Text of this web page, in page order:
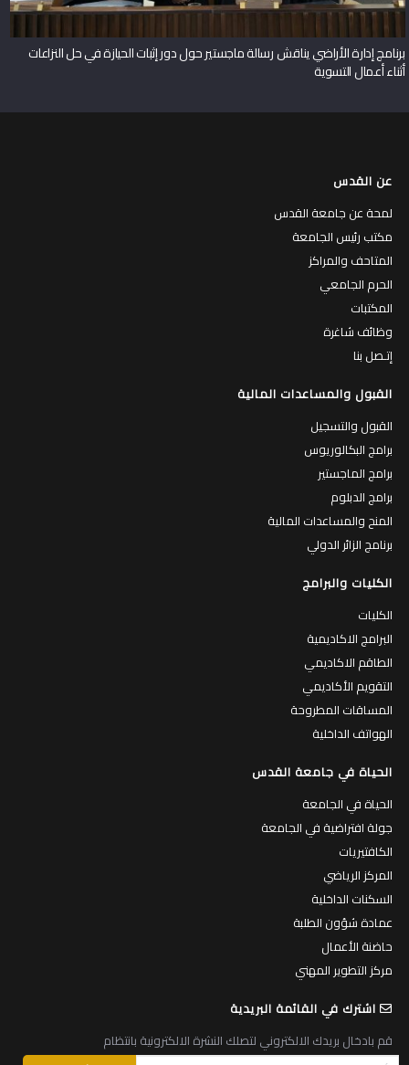
برنامج إدارة الأراضي يناقش رسالة ماجستير حول دور إثبات الحيازة في حل النزاعات
أثناء أعمال التسوية
عن القدس
لمحة عن جامعة القدس
مكتب رئيس الجامعة
المتاحف والمراكز
الحرم الجامعي
المكتبات
وظائف شاغرة
إتـصل بنا
القبول والمساعدات المالية
القبول والتسجيل
برامج البكالوريوس
برامج الماجستير
برامج الدبلوم
المنح والمساعدات المالية
برنامج الزائر الدولي
الكليات والبرامج
الكليات
البرامج الاكاديمية
الطاقم الاكاديمي
التقويم الأكاديمي
المساقات المطروحة
الهواتف الداخلية
الحياة في جامعة القدس
الحياة في الجامعة
جولة افتراضية في الجامعة
الكافتيريات
المركز الرياضي
السكنات الداخلية
عمادة شؤون الطلبة
حاضنة الأعمال
مركز التطوير المهني
اشترك في القائمة البريدية
قم بادخال بريدك الالكتروني لتصلك النشرة الالكترونية بانتظام